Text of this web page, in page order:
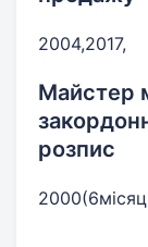
2004,2017,
Майстер
розпис